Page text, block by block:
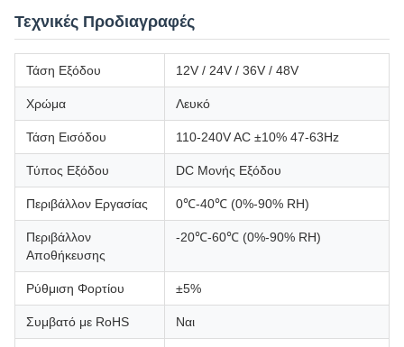
Τεχνικές Προδιαγραφές
Τάση Εξόδου 12V / 24V / 36V / 48V
Χρώμα Λευκό
Τάση Εισόδου 110-240V AC ±10% 47-63Hz
Τύπος Εξόδου DC Μονής Εξόδου
Περιβάλλον Εργασίας 0℃-40℃ (0%-90% RH)
Περιβάλλον
Αποθήκευσης
-20℃-60℃ (0%-90% RH)
Ρύθμιση Φορτίου ±5%
Συμβατό με RoHS Ναι